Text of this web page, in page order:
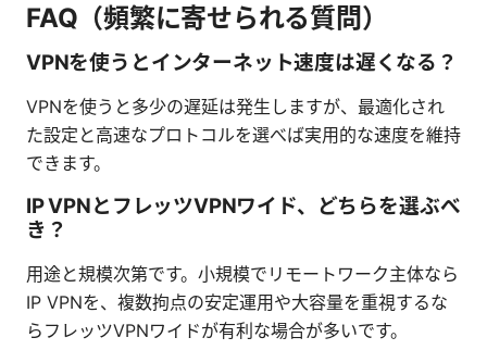
FAQ（頻繁に寄せられる質問）
VPNを使うとインターネット速度は遅くなる？
VPNを使うと多少の遅延は発生しますが、最適化され
た設定と高速なプロトコルを選べば実用的な速度を維持
できます。
IP VPNとフレッツVPNワイド、どちらを選ぶべ
き？
用途と規模次第です。小規模でリモートワーク主体なら
IP VPNを、複数拘点の安定運用や大容量を重視するな
らフレッツVPNワイドが有利な場合が多いです。